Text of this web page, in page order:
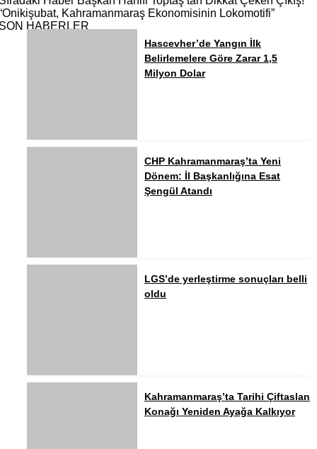
Kahramanmaraş Ekonomisinin Lokomotifi”
HABERLER
Hascevher’de Yangın İlk
Belirlemelere Göre Zarar 1,5
Milyon Dolar
CHP Kahramanmaraş’ta Yeni
Dönem: İl Başkanlığına Esat
Şengül Atandı
LGS’de yerleştirme sonuçları belli
oldu
Kahramanmaraş’ta Tarihi Çiftaslan
Konağı Yeniden Ayağa Kalkıyor